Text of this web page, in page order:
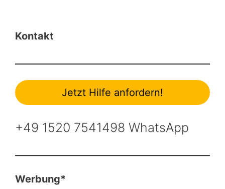
Kontakt
Jetzt Hilfe anfordern!
+49 1520 7541498 WhatsApp
Werbung*